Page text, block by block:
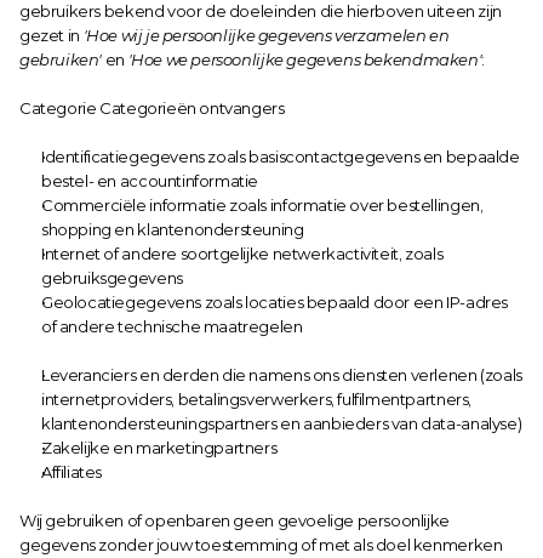
gebruikers bekend voor de doeleinden die hierboven uiteen zijn
gezet in 'Hoe wij je persoonlijke gegevens verzamelen en
gebruiken' en 'Hoe we persoonlijke gegevens bekendmaken':
Categorie Categorieën ontvangers
Identificatiegegevens zoals basiscontactgegevens en bepaalde
bestel- en accountinformatie
Commerciële informatie zoals informatie over bestellingen,
shopping en klantenondersteuning
Internet of andere soortgelijke netwerkactiviteit, zoals
gebruiksgegevens
Geolocatiegegevens zoals locaties bepaald door een IP-adres
of andere technische maatregelen
Leveranciers en derden die namens ons diensten verlenen (zoals
internetproviders, betalingsverwerkers, fulfilmentpartners,
klantenondersteuningspartners en aanbieders van data-analyse)
Zakelijke en marketingpartners
Affiliates
Wij gebruiken of openbaren geen gevoelige persoonlijke
gegevens zonder jouw toestemming of met als doel kenmerken